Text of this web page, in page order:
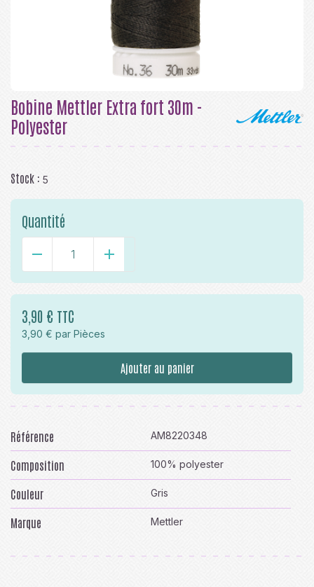
Bobine Mettler Extra fort 30m -
Polyester
Stock : 5
Quantité
- +
3,90 € TTC
3,90 € par Pièces
Ajouter au panier
Référence AM8220348
Composition 100% polyester
Couleur Gris
Marque Mettler